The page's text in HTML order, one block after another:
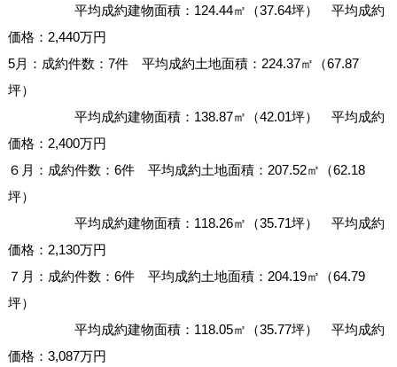
平均成約建物面積：124.44㎡（37.64坪） 平均成約
価格：2,440万円
5月：成約件数：7件 平均成約土地面積：224.37㎡（67.87
坪）
平均成約建物面積：138.87㎡（42.01坪） 平均成約
価格：2,400万円
６月：成約件数：6件 平均成約土地面積：207.52㎡（62.18
坪）
平均成約建物面積：118.26㎡（35.71坪） 平均成約
価格：2,130万円
７月：成約件数：6件 平均成約土地面積：204.19㎡（64.79
坪）
平均成約建物面積：118.05㎡（35.77坪） 平均成約
価格：3,087万円